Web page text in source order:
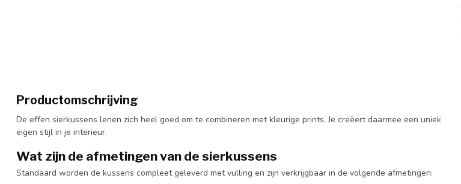
Productomschrijving
De effen sierkussens lenen zich heel goed om te combineren met kleurige prints. Je creëert daarmee een uniek
eigen stijl in je interieur.
Wat zijn de afmetingen van de sierkussens
Standaard worden de kussens compleet geleverd met vulling en zijn verkrijgbaar in de volgende afmetingen: